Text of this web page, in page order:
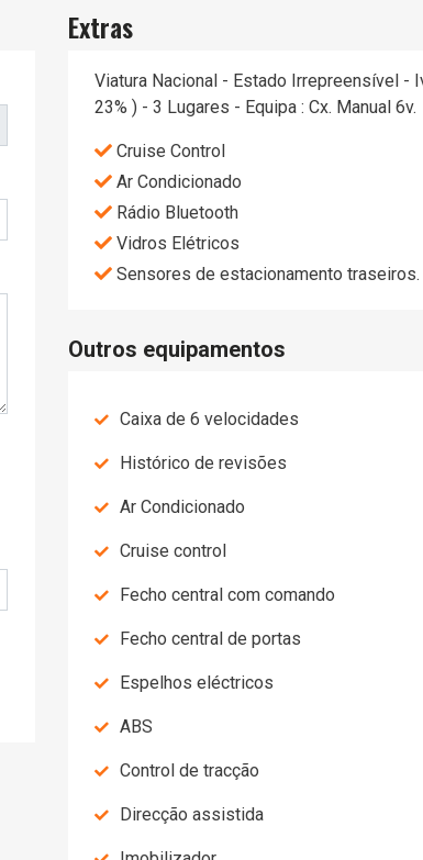
Extras
Viatura Nacional - Estado Irrepreensível -
23% ) - 3 Lugares - Equipa : Cx. Manual 6v.
Cruise Control
Ar Condicionado
Rádio Bluetooth
Vidros Elétricos
Sensores de estacionamento traseiros.
Outros equipamentos
Caixa de 6 velocidades
Histórico de revisões
Ar Condicionado
Cruise control
Fecho central com comando
Fecho central de portas
Espelhos eléctricos
ABS
Control de tracção
Direcção assistida